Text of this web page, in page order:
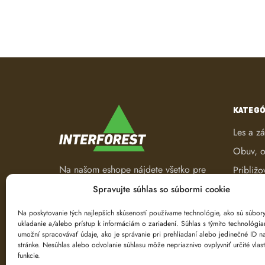
Spravujte súhlas so súbormi cookie
Na poskytovanie tých najlepších skúseností používame technológie, ako sú
ukladanie a/alebo prístup k informáciám o zariadení. Súhlas s týmito
umožní spracovávať údaje, ako je správanie pri prehliadaní alebo jedinečné ID
stránke. Nesúhlas alebo odvolanie súhlasu môže nepriaznivo ovplyvniť určité
funkcie.
Na našom eshope nájdete všetko pre
les a záhradu. Od pracovného
oblečenia, nástrojov na ťažbu a
spracovanie dreva až po ručné
náradie.
Les a
Obuv,
Ťažba